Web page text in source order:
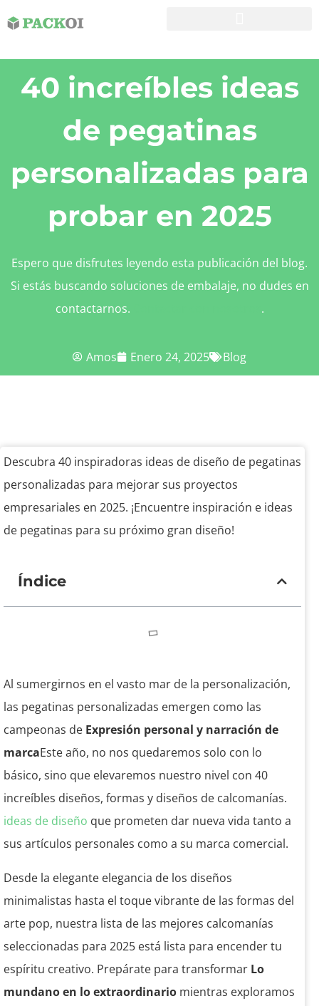
40 increíbles ideas
de pegatinas
personalizadas para
probar en 2025
Espero que disfrutes leyendo esta publicación del blog.
Si estás buscando soluciones de embalaje, no dudes en
contactarnos.
.
Amos Enero 24, 2025 Blog
Descubra 40 inspiradoras ideas de diseño de pegatinas
personalizadas para mejorar sus proyectos
empresariales en 2025. ¡Encuentre inspiración e ideas
de pegatinas para su próximo gran diseño!
Índice
Al sumergirnos en el vasto mar de la personalización,
las pegatinas personalizadas emergen como las
campeonas de Expresión personal y narración de
marcaEste año, no nos quedaremos solo con lo
básico, sino que elevaremos nuestro nivel con 40
increíbles diseños, formas y diseños de calcomanías.
ideas de diseño que prometen dar nueva vida tanto a
sus artículos personales como a su marca comercial.
Desde la elegante elegancia de los diseños
minimalistas hasta el toque vibrante de las formas del
arte pop, nuestra lista de las mejores calcomanías
seleccionadas para 2025 está lista para encender tu
espíritu creativo. Prepárate para transformar Lo
mundano en lo extraordinario mientras exploramos